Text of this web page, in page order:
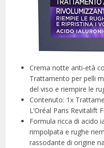
Crema notte anti-età
Trattamento per pelli
del viso e riempire le
Contenuto: 1x
L’Oréal Paris Revitalift
Formula ricca di acido
rimpolpata e rughe
rassodante di origine